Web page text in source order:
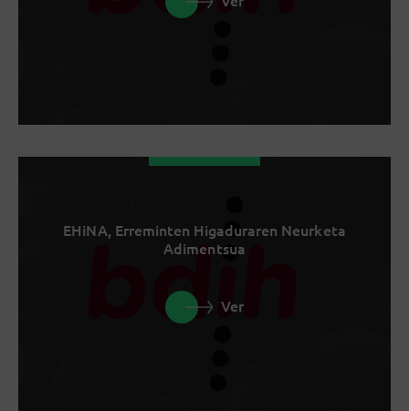
EHiNA, Erreminten Higaduraren Neurketa
Adimentsua
Ver